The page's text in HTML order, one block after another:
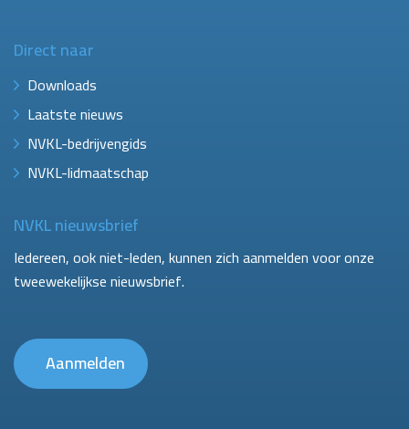
Direct naar
Downloads
Laatste nieuws
NVKL-bedrijvengids
NVKL-lidmaatschap
NVKL nieuwsbrief
Iedereen, ook niet-leden, kunnen zich aanmelden voor onze
tweewekelijkse nieuwsbrief.
Aanmelden